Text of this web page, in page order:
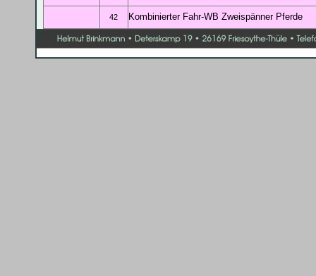
42 Kombinierter Fahr-WB Zweispänner Pferde